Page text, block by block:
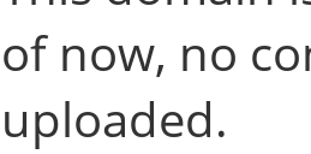
of now, no
uploaded.